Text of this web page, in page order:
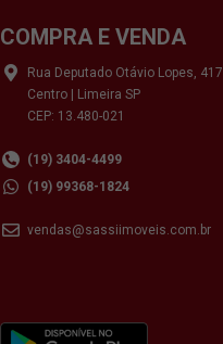
COMPRA E VENDA
Rua Deputado Otávio Lopes, 417
Centro | Limeira SP
CEP: 13.480-021
(19) 3404-4499
(19) 99368-1824
vendas@sassiimoveis.com.br